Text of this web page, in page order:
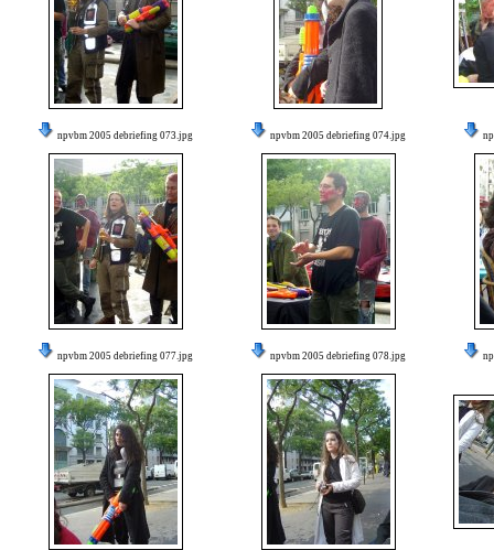
npvbm 2005 debriefing 073.jpg npvbm 2005 debriefing 074.jpg
npvbm 2005 debriefing 077.jpg npvbm 2005 debriefing 078.jpg